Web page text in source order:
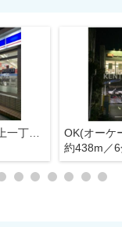
ローソン 仲池上一丁目店
OK(オーケ
約438m／